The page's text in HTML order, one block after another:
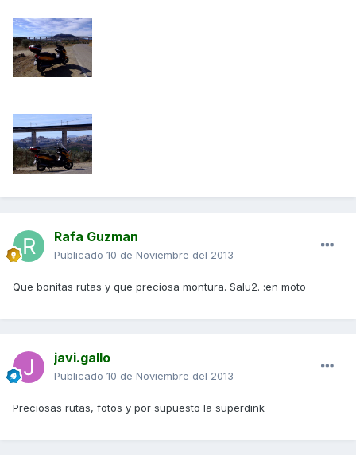
Rafa Guzman
Publicado 10 de Noviembre del 2013
Que bonitas rutas y que preciosa montura. Salu2. :en moto
javi.gallo
Publicado 10 de Noviembre del 2013
Preciosas rutas, fotos y por supuesto la superdink